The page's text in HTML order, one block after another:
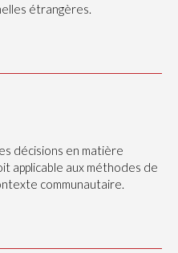
étrangères.
décisions en matière
applicable aux méthodes de
communautaire.